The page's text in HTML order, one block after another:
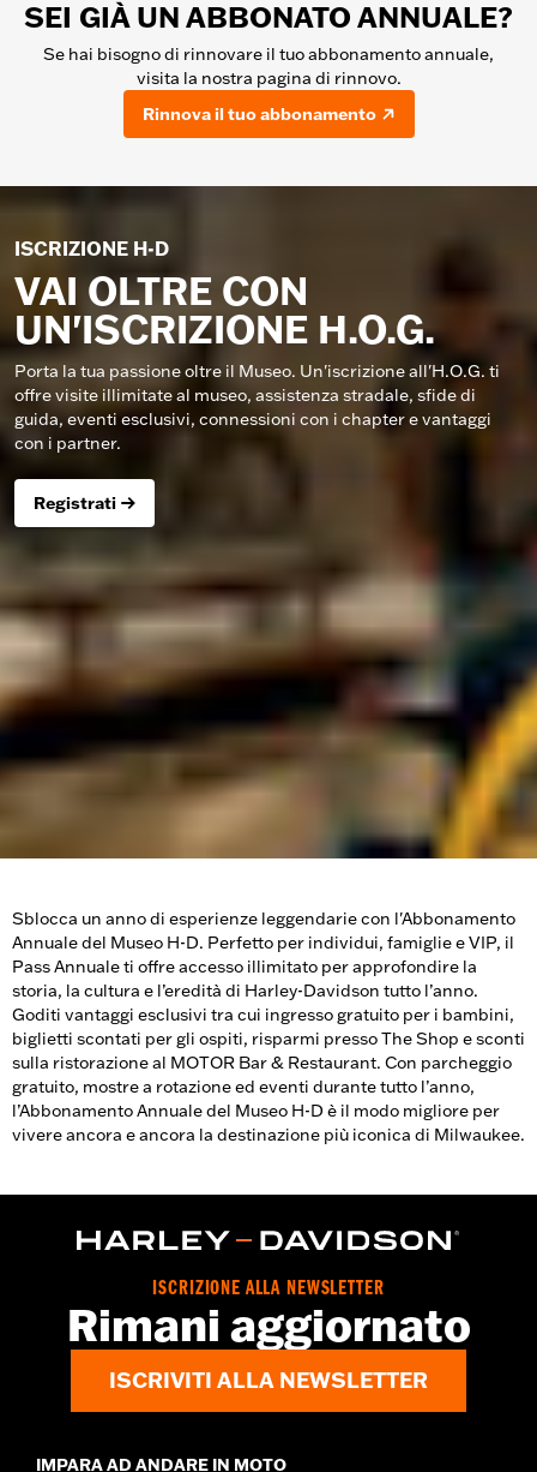
SEI GIÀ UN ABBONATO ANNUALE?
Se hai bisogno di rinnovare il tuo abbonamento annuale,
visita la nostra pagina di rinnovo.
Rinnova il tuo abbonamento
ISCRIZIONE H-D
VAI OLTRE CON
UN'ISCRIZIONE H.O.G.
Porta la tua passione oltre il Museo. Un'iscrizione all'H.O.G. ti
offre visite illimitate al museo, assistenza stradale, sfide di
guida, eventi esclusivi, connessioni con i chapter e vantaggi
con i partner.
Registrati
Sblocca un anno di esperienze leggendarie con l'Abbonamento
Annuale del Museo H-D. Perfetto per individui, famiglie e VIP, il
Pass Annuale ti offre accesso illimitato per approfondire la
storia, la cultura e l’eredità di Harley-Davidson tutto l’anno.
Goditi vantaggi esclusivi tra cui ingresso gratuito per i bambini,
biglietti scontati per gli ospiti, risparmi presso The Shop e sconti
sulla ristorazione al MOTOR Bar & Restaurant. Con parcheggio
gratuito, mostre a rotazione ed eventi durante tutto l’anno,
l’Abbonamento Annuale del Museo H-D è il modo migliore per
vivere ancora e ancora la destinazione più iconica di Milwaukee.
ISCRIZIONE ALLA NEWSLETTER
Rimani aggiornato
ISCRIVITI ALLA NEWSLETTER
IMPARA AD ANDARE IN MOTO